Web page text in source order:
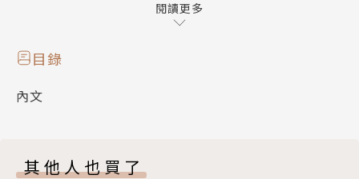
靜僻的街角，佇立著一間名為「茶飯屋」的當舖。
「物靈師」阿樂為了維持這家生意慘澹的當舖，
神祕事件。
憤而離去。做為一個物品來說，主人光覺得「好用」還
閱讀更多
目錄
內文
其他人也買了